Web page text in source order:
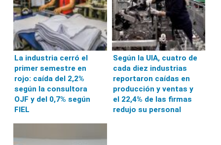
La industria cerró el
primer semestre en
rojo: caída del 2,2%
según la consultora
OJF y del 0,7% según
FIEL
Según la UIA, cuatro de
cada diez industrias
reportaron caídas en
producción y ventas y
el 22,4% de las firmas
redujo su personal